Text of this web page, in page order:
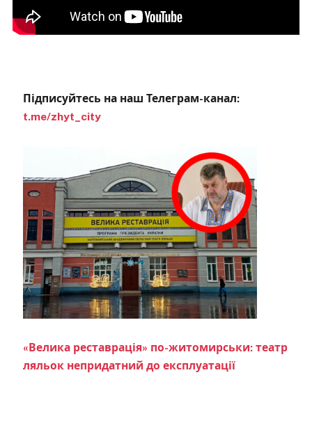
Підписуйтесь на наш Телеграм-канал:
t.me/zhyt_city
«Велика реставрація» по-житомирськи: театр
ляльок непридатний до експлуатації